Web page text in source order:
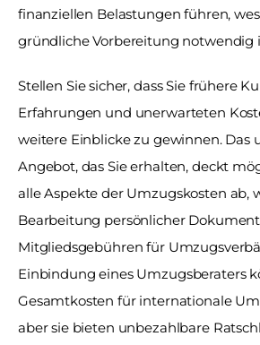
finanziellen Belastungen führen,
gründliche Vorbereitung notwendig
Stellen Sie sicher, dass Sie frühere
Erfahrungen und unerwarteten
weitere Einblicke zu gewinnen. Das
Angebot, das Sie erhalten, deckt
alle Aspekte der Umzugskosten ab,
Bearbeitung persönlicher
Mitgliedsgebühren für
Einbindung eines Umzugsberaters
Gesamtkosten für internationale
aber sie bieten unbezahlbare